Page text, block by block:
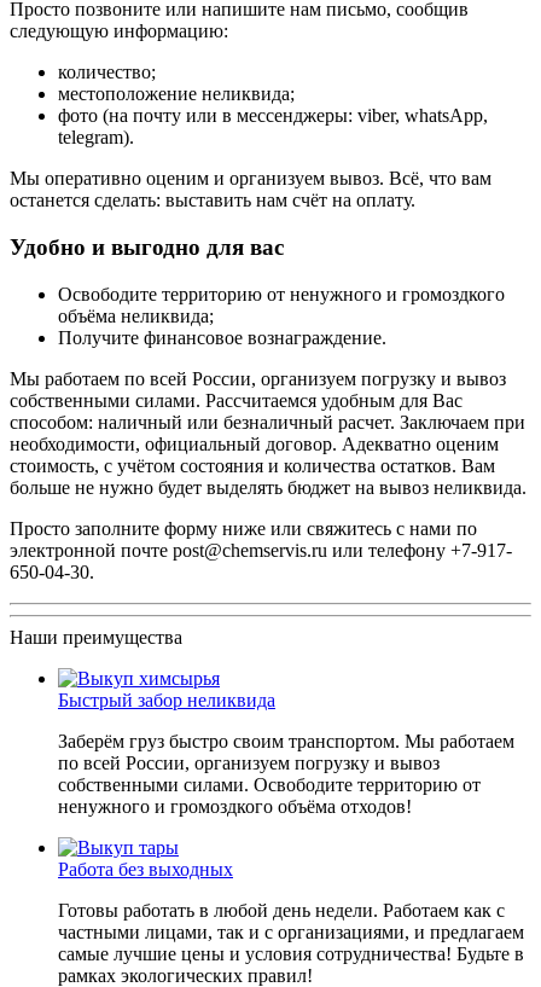
Просто позвоните или напишите нам письмо, сообщив
следующую информацию:
количество;
местоположение неликвида;
фото (на почту или в мессенджеры: viber, whatsApp,
telegram).
Мы оперативно оценим и организуем вывоз. Всё, что вам
останется сделать: выставить нам счёт на оплату.
Удобно и выгодно для вас
Освободите территорию от ненужного и громоздкого
объёма неликвида;
Получите финансовое вознаграждение.
Мы работаем по всей России, организуем погрузку и вывоз
собственными силами. Рассчитаемся удобным для Вас
способом: наличный или безналичный расчет. Заключаем при
необходимости, официальный договор. Адекватно оценим
стоимость, с учётом состояния и количества остатков. Вам
больше не нужно будет выделять бюджет на вывоз неликвида.
Просто заполните форму ниже или свяжитесь с нами по
электронной почте post@chemservis.ru или телефону +7-917-
650-04-30.
Наши преимущества
Быстрый забор неликвида
Заберём груз быстро своим транспортом. Мы работаем
по всей России, организуем погрузку и вывоз
собственными силами. Освободите территорию от
ненужного и громоздкого объёма отходов!
Работа без выходных
Готовы работать в любой день недели. Работаем как с
частными лицами, так и с организациями, и предлагаем
самые лучшие цены и условия сотрудничества! Будьте в
рамках экологических правил!